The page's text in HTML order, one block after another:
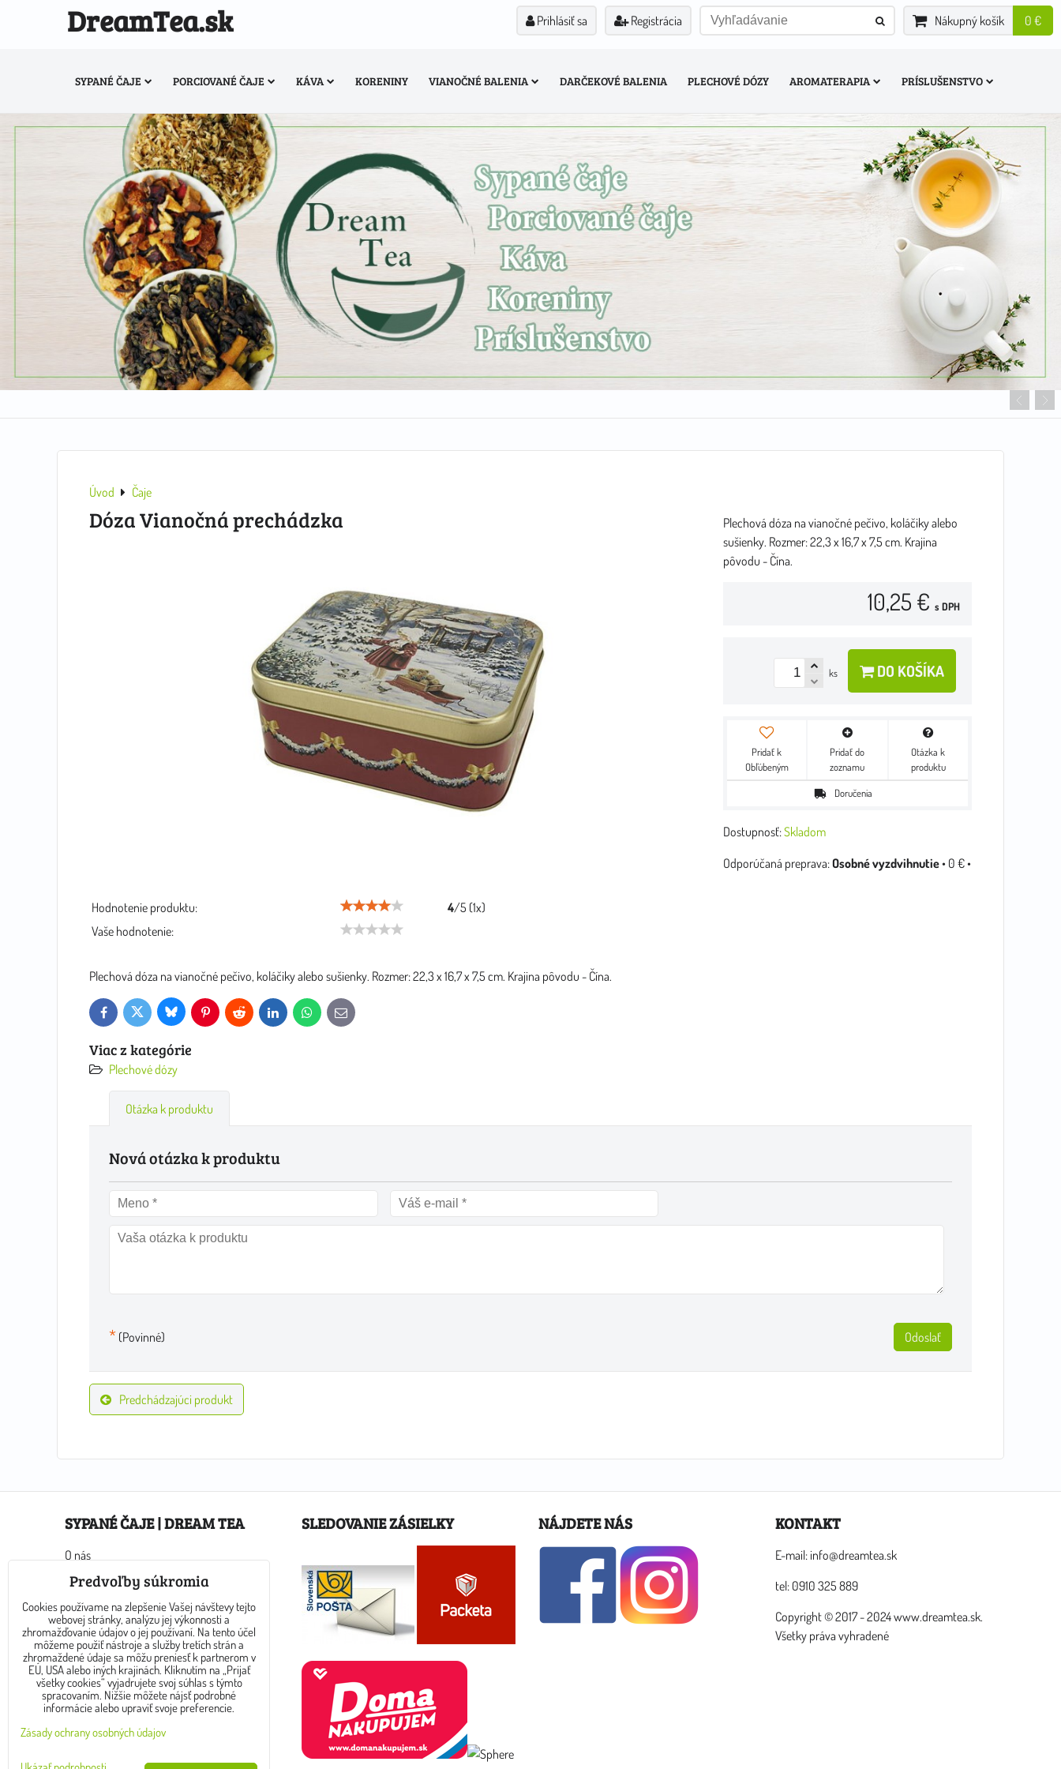
DreamTea.sk Prihlásiť sa Registrácia Nákupný košík 0 €
SYPANÉ ČAJE PORCIOVANÉ ČAJE KÁVA KORENINY VIANOČNÉ BALENIA DARČEKOVÉ BALENIA PLECHOVÉ DÓZY AROMATERAPIA PRÍSLUŠENSTVO
Úvod Čaje
Dóza Vianočná prechádzka
Hodnotenie produktu: 4/5 (1x)
Vaše hodnotenie:
Plechová dóza na vianočné pečivo, koláčiky alebo
sušienky. Rozmer: 22,3 x 16,7 x 7,5 cm. Krajina
pôvodu - Čína.
10,25 € s DPH
ks DO KOŠÍKA
Pridať k
Obľúbeným
Pridať do
zoznamu
Otázka k
produktu
Doručenia
Dostupnosť:Skladom
Osobné vyzdvihnutie• 0 €•
Plechová dóza na vianočné pečivo, koláčiky alebo sušienky. Rozmer: 22,3 x 16,7 x 7,5 cm. Krajina pôvodu - Čína.
FacebookTwitter Bluesky PinterestReddit LinkedInWhatsApp
E-
mail
Viac z kategórie
Plechové dózy
Otázka k produktu
Nová otázka k produktu
* (Povinné) Odoslať
Predchádzajúci produkt
SYPANÉ ČAJE | DREAM TEA
O nás
Ako nakupovať
Obchodné podmienky
Kontakty
Sypané čaje v eshope Dream Tea
Zoznam alergénov
Veľkoobchodná spolupráca
Novinky
SLEDOVANIE ZÁSIELKY NÁJDETE NÁS KONTAKT
E-mail: info@dreamtea.sk
tel: 0910 325 889
Copyright © 2017 - 2024 www.dreamtea.sk.
Všetky práva vyhradené
Predvoľby súkromia
Cookies používame na zlepšenie Vašej návštevy tejto
webovej stránky, analýzu jej výkonnosti a
zhromažďovanie údajov o jej používaní. Na tento účel
môžeme použiť nástroje a služby tretích strán a
zhromaždené údaje sa môžu preniesť k partnerom v
EÚ, USA alebo iných krajinách. Kliknutím na „Prijať
všetky cookies“ vyjadrujete svoj súhlas s týmto
spracovaním. Nižšie môžete nájsť podrobné
informácie alebo upraviť svoje preferencie.
Zásady ochrany osobných údajov